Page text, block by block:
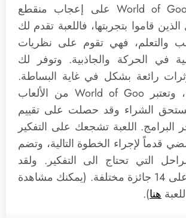
حصدت لعبة World of Goo على إعجاب منقطع
قاموا بتجربتها، فاللعبة تقدم لك
والتعلم، فهي تقوم على نظريات
في الحركة والجاذبية. وتوفر لك
رائعة بشكل في غاية البساطة.
وبأسلوب مرح، وتعتبر World of Goo من الألعاب
تستحق الشراء وقد حصلت على تقييم
اللعبة تشجعك على التفكير
قدماً لإجراء الخطوة التالية، وتضم
التي تحتاج الى التفكير. ولقد
حصدت اللعبة على 14 جائزة مختلفة. (يمكنك مشاهدة
هنا).